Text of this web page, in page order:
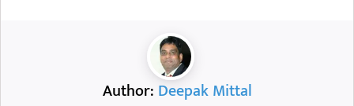
Author: Deepak Mittal